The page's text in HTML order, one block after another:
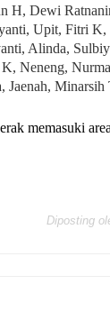
H, Dewi
Upit, Fitri
Alinda,
Neneng,
Jaenah,
memasuki
Diposting